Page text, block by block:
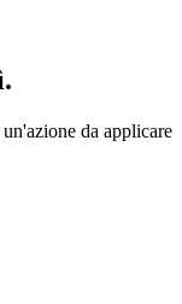
da applicare